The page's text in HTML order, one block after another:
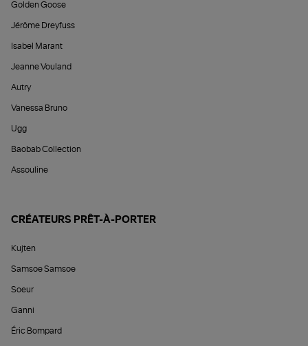
Golden Goose
Jérôme Dreyfuss
Isabel Marant
Jeanne Vouland
Autry
Vanessa Bruno
Ugg
Baobab Collection
Assouline
CRÉATEURS PRÊT-À-PORTER
Kujten
Samsoe Samsoe
Soeur
Ganni
Éric Bompard